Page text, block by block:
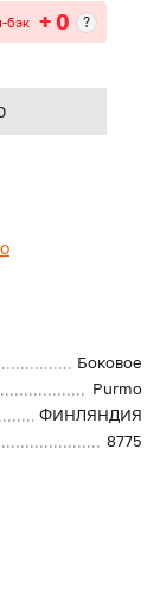
Боковое
Purmo
ФИНЛЯНДИЯ
8775
бэк + 0 ?